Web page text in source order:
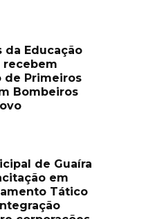
da Educação
de Primeiros
Bombeiros
de Guaíra
em
Tático